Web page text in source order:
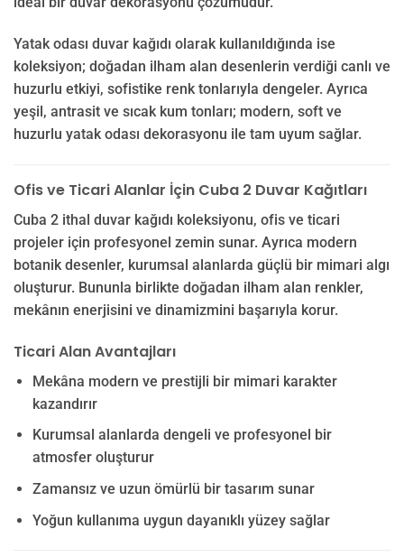
Yatak odası duvar kağıdı olarak kullanıldığında ise
koleksiyon; doğadan ilham alan desenlerin verdiği canlı ve
huzurlu etkiyi, sofistike renk tonlarıyla dengeler. Ayrıca
yeşil, antrasit ve sıcak kum tonları; modern, soft ve
huzurlu yatak odası dekorasyonu ile tam uyum sağlar.
Ofis ve Ticari Alanlar İçin Cuba 2 Duvar Kağıtları
Cuba 2 ithal duvar kağıdı koleksiyonu, ofis ve ticari
projeler için profesyonel zemin sunar. Ayrıca modern
botanik desenler, kurumsal alanlarda güçlü bir mimari algı
oluşturur. Bununla birlikte doğadan ilham alan renkler,
mekânın enerjisini ve dinamizmini başarıyla korur.
Ticari Alan Avantajları
Mekâna modern ve prestijli bir mimari karakter
kazandırır
Kurumsal alanlarda dengeli ve profesyonel bir
atmosfer oluşturur
Zamansız ve uzun ömürlü bir tasarım sunar
Yoğun kullanıma uygun dayanıklı yüzey sağlar